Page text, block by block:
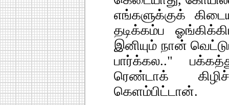
எங்களுக்குக்
தடிக்கம்ப
இனியும் நான்
பார்க்கல.."
ரெண்டாக்
கெளம்பிட்டான்.